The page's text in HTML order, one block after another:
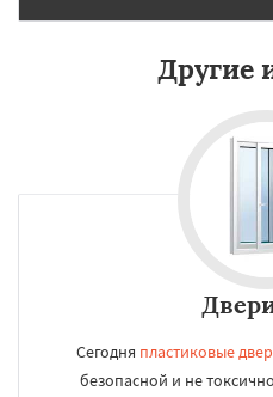
Другие
Сегодня пластиковые
безопасной и не